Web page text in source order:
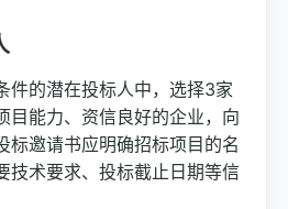
件的潜在投标人中，选择3家
目能力、资信良好的企业，向
标邀请书应明确招标项目的名
技术要求、投标截止日期等信